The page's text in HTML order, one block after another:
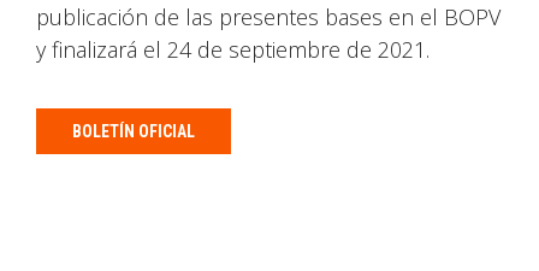
publicación de las presentes bases en el BOPV
y finalizará el 24 de septiembre de 2021.
BOLETÍN OFICIAL